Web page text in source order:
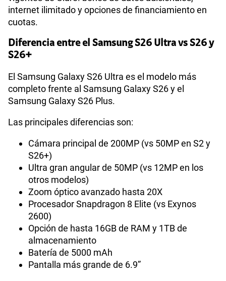
internet ilimitado y opciones de financiamiento en
cuotas.
Diferencia entre el Samsung S26 Ultra vs S26 y
S26+
El Samsung Galaxy S26 Ultra es el modelo más
completo frente al Samsung Galaxy S26 y el
Samsung Galaxy S26 Plus.
Las principales diferencias son:
Cámara principal de 200MP (vs 50MP en S2 y
S26+)
Ultra gran angular de 50MP (vs 12MP en los
otros modelos)
Zoom óptico avanzado hasta 20X
Procesador Snapdragon 8 Elite (vs Exynos
2600)
Opción de hasta 16GB de RAM y 1TB de
almacenamiento
Batería de 5000 mAh
Pantalla más grande de 6.9”